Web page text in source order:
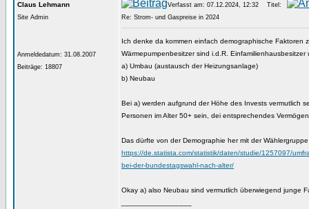
Claus Lehmann
Site Admin
Anmeldedatum: 31.08.2007
Beiträge: 18807
Verfasst am: 07.12.2024, 12:32
Titel:
Re: Strom- und Gaspreise in 2024
Ich denke da kommen einfach demographische Faktoren
Wärmepumpenbesitzer sind i.d.R. Einfamilienhausbesitzer
a) Umbau (austausch der Heizungsanlage)
b) Neubau
Bei a) werden aufgrund der Höhe des Invests vermutlich
Personen im Alter 50+ sein, dei entsprechendes
Das dürfte von der Demographie her mit der
https://de.statista.com/statistik/daten/studie/1257097/
bei-der-bundestagswahl-nach-alter/
Okay a) also Neubau sind vermutlich überwiegend junge